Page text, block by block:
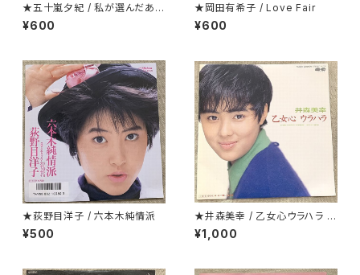
★五十嵐夕紀 / 私が選んだあな
たです
¥600
★岡田有希子 / Love Fair
¥600
★荻野目洋子 / 六本木純情派
¥500
★井森美幸 / 乙女心ウラハラ プ
ロモ
¥1,000